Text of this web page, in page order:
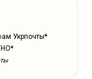
Укрпочты*